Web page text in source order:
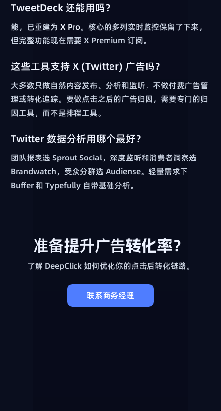
TweetDeck 还能用吗？
能，已重建为X Pro。核心的多列实时监控保留了下来，
但完整功能现在需要 X Premium 订阅。
这些工具支持 X (Twitter) 广告吗？
大多数只做自然内容发布、分析和监听，不做付费广告管
理或转化追踪。要做点击之后的广告归因，需要专门的归
因工具，而不是排程工具。
Twitter 数据分析用哪个最好？
团队报表选 Sprout Social，深度监听和消费者洞察选
Brandwatch，受众分群选 Audiense。轻量需求下
Buffer 和 Typefully 自带基础分析。
准备提升广告转化率？
了解 DeepClick 如何优化你的点击后转化链路。
联系商务经理